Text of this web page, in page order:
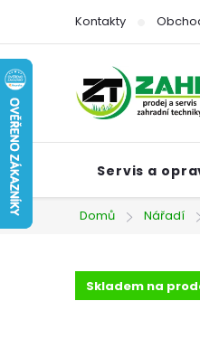
obsah
Kontakty
Servis a
Domů Nářadí
Skladem na